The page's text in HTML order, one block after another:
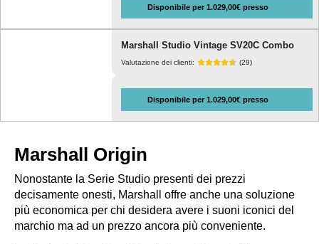
Disponibile per 1.029,00€ presso
Marshall Studio Vintage SV20C Combo
Valutazione dei clienti: (29)
Disponibile per 1.029,00€ presso
Marshall Origin
Nonostante la Serie Studio presenti dei prezzi
decisamente onesti, Marshall offre anche una soluzione
più economica per chi desidera avere i suoni iconici del
marchio ma ad un prezzo ancora più conveniente.